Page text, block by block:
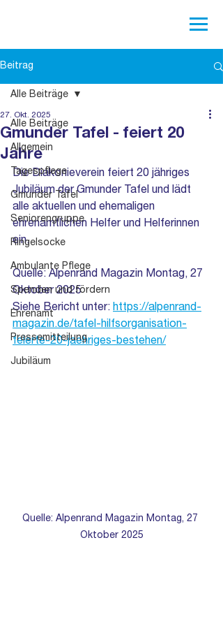
Beitrag
Alle Beiträge
Allgemein
Tagespflege
Gmunder Tafel
Seniorengruppe
Ringelsocke
Ambulante Pflege
Spenden und fördern
Ehrenamt
Pressemitteilung
Jubiläum
Alle Beiträge
Gmunder Tafel - feiert 20
Jahre
27. Okt. 2025
Die Diakonieverein feiert 20 jähriges
Jubiläum der Gmunder Tafel und lädt
alle aktuellen und ehemaligen
ehrenamtlichen Helfer und Helferinnen
ein.
Quelle: Alpenrand Magazin Montag, 27
Oktober 2025
Siehe Bericht unter: https://alpenrand-
magazin.de/tafel-hilfsorganisation-
feierte-20-jaehriges-bestehen/
Quelle: Alpenrand Magazin Montag, 27
Oktober 2025